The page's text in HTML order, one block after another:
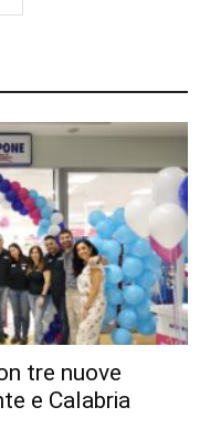
tre nuove
e Calabria